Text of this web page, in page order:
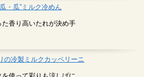
・瓜”ミルク冷めん
た香り高いたれが決め手
の冷製ミルクカッペリーニ